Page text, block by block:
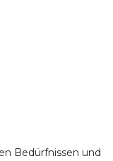
Bedürfnissen und